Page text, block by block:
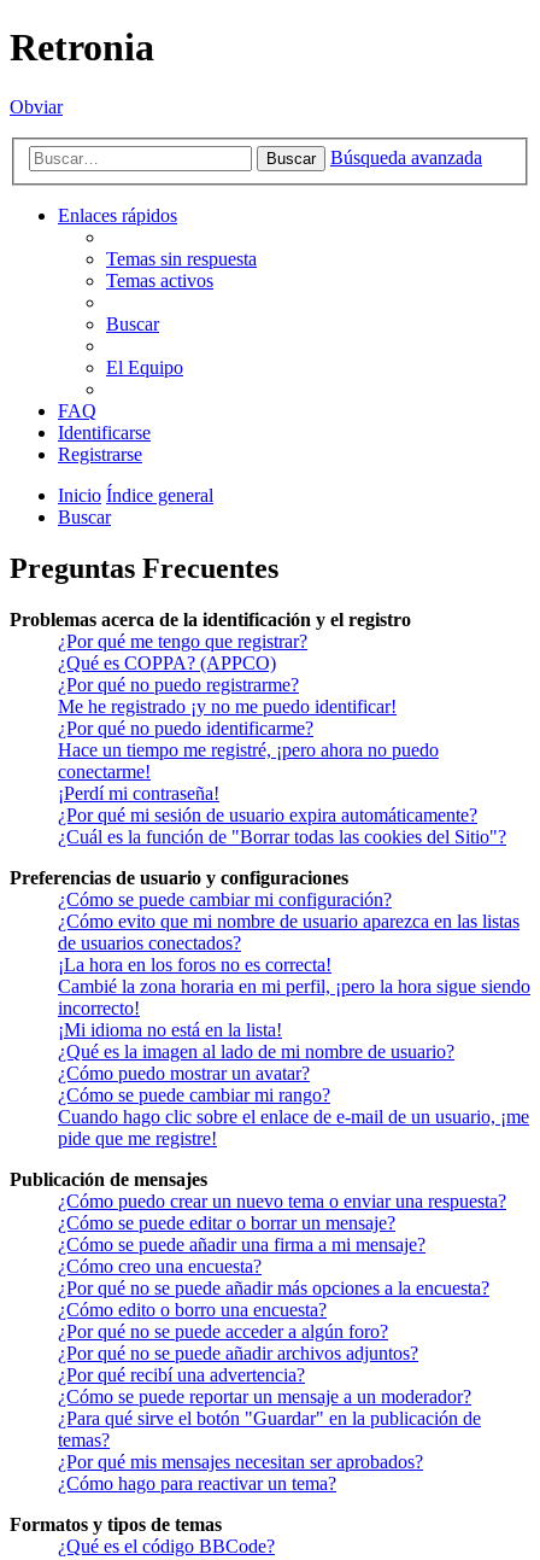
Retronia
Obviar
Buscar Búsqueda avanzada
Enlaces rápidos
Temas sin respuesta
Temas activos
Buscar
El Equipo
FAQ
Identificarse
Registrarse
Inicio Índice general
Buscar
Preguntas Frecuentes
Problemas acerca de la identificación y el registro
¿Por qué me tengo que registrar?
¿Qué es COPPA? (APPCO)
¿Por qué no puedo registrarme?
Me he registrado ¡y no me puedo identificar!
¿Por qué no puedo identificarme?
Hace un tiempo me registré, ¡pero ahora no puedo
conectarme!
¡Perdí mi contraseña!
¿Por qué mi sesión de usuario expira automáticamente?
¿Cuál es la función de "Borrar todas las cookies del Sitio"?
Preferencias de usuario y configuraciones
¿Cómo se puede cambiar mi configuración?
¿Cómo evito que mi nombre de usuario aparezca en las listas
de usuarios conectados?
¡La hora en los foros no es correcta!
Cambié la zona horaria en mi perfil, ¡pero la hora sigue siendo
incorrecto!
¡Mi idioma no está en la lista!
¿Qué es la imagen al lado de mi nombre de usuario?
¿Cómo puedo mostrar un avatar?
¿Cómo se puede cambiar mi rango?
Cuando hago clic sobre el enlace de e-mail de un usuario, ¡me
pide que me registre!
Publicación de mensajes
¿Cómo puedo crear un nuevo tema o enviar una respuesta?
¿Cómo se puede editar o borrar un mensaje?
¿Cómo se puede añadir una firma a mi mensaje?
¿Cómo creo una encuesta?
¿Por qué no se puede añadir más opciones a la encuesta?
¿Cómo edito o borro una encuesta?
¿Por qué no se puede acceder a algún foro?
¿Por qué no se puede añadir archivos adjuntos?
¿Por qué recibí una advertencia?
¿Cómo se puede reportar un mensaje a un moderador?
¿Para qué sirve el botón "Guardar" en la publicación de
temas?
¿Por qué mis mensajes necesitan ser aprobados?
¿Cómo hago para reactivar un tema?
Formatos y tipos de temas
¿Qué es el código BBCode?